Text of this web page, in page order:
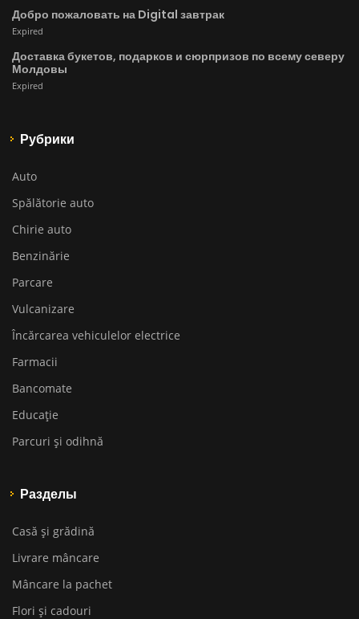
Добро пожаловать на Digital завтрак
Expired
Доставка букетов, подарков и сюрпризов по всему северу
Молдовы
Expired
Рубрики
Auto
Spălătorie auto
Chirie auto
Benzinărie
Parcare
Vulcanizare
Încărcarea vehiculelor electrice
Farmacii
Bancomate
Educaţie
Parcuri și odihnă
Разделы
Casă și grădină
Livrare mâncare
Mâncare la pachet
Flori și cadouri